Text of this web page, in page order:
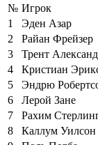
№ Игрок
1
Эден Азар
2
Райан Фрейзер
3
Трент
4
Кристиан
5
Эндрю
6
Лерой Зане
7
Рахим
8
Каллум Уилсон